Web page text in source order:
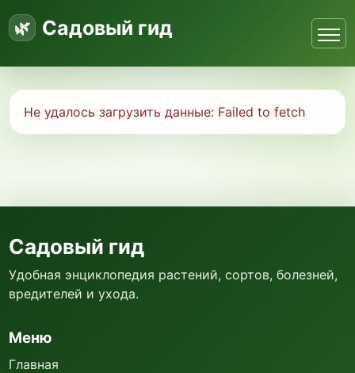
Садовый гид
Не удалось загрузить данные: Failed to fetch
Садовый гид
Удобная энциклопедия растений, сортов, болезней,
вредителей и ухода.
Меню
Главная